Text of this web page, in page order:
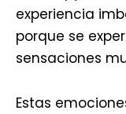
experiencia
porque se
sensaciones
Estas